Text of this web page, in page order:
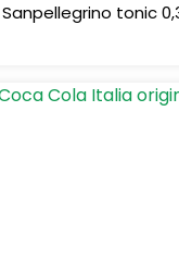
Sanpellegrino tonic